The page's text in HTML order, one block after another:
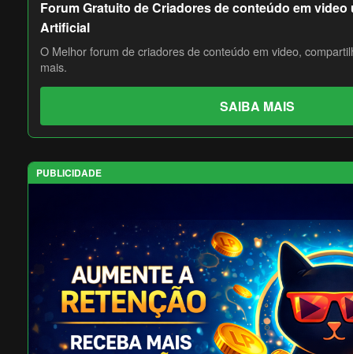
Forum Gratuito de Criadores de conteúdo em
Artificial
O Melhor forum de criadores de conteúdo em video,
mais.
SAIBA MAIS
PUBLICIDADE